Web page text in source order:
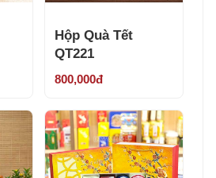
Hộp Quà Tết
QT221
800,000đ